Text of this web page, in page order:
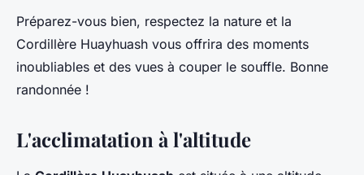
Préparez-vous bien, respectez la nature et la
Cordillère Huayhuash vous offrira des moments
inoubliables et des vues à couper le souffle. Bonne
randonnée !
L'acclimatation à l'altitude